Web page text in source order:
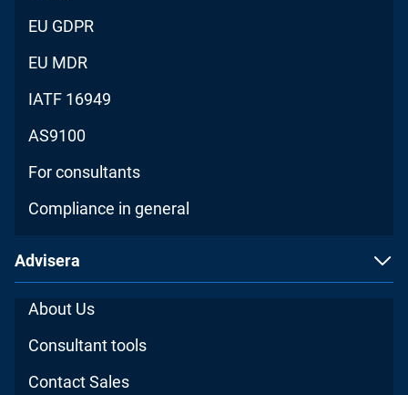
EU GDPR
EU MDR
IATF 16949
AS9100
For consultants
Compliance in general
Advisera
About Us
Consultant tools
Contact Sales